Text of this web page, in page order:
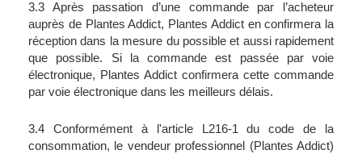
3.3 Après passation d’une commande par l’acheteur
auprès de Plantes Addict, Plantes Addict en confirmera la
réception dans la mesure du possible et aussi rapidement
que possible. Si la commande est passée par voie
électronique, Plantes Addict confirmera cette commande
par voie électronique dans les meilleurs délais.
3.4 Conformément à l'article L216-1 du code de la
consommation, le vendeur professionnel (Plantes Addict)